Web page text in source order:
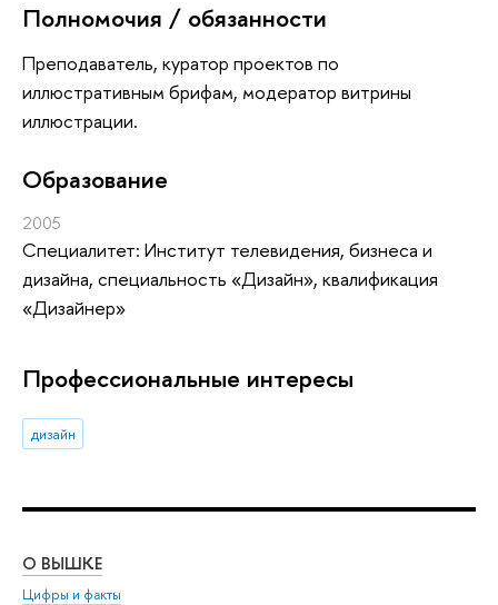
Полномочия / обязанности
Преподаватель, куратор проектов по
иллюстративным брифам, модератор витрины
иллюстрации.
Oбразование
2005
Специалитет: Институт телевидения, бизнеса и
дизайна, специальность «Дизайн», квалификация
«Дизайнер»
Профессиональные интересы
дизайн
О ВЫШКЕ
Цифры и факты